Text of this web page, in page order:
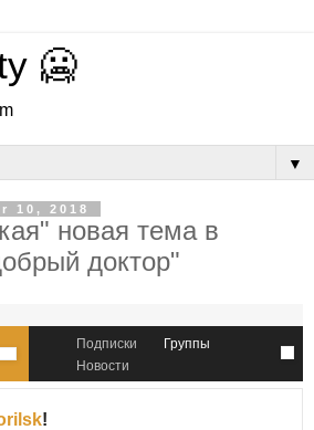
🥶
▼
10, 2018
новая тема в
доктор"
Подписки
Группы
Новости
!